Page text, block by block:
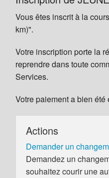
Informations
Vous êtes inscrit à la
km)".
Votre inscription porte la
reprendre dans toute
Services.
Votre paiement a bien été
Actions
Demander un
Demandez un
souhaitez courir une